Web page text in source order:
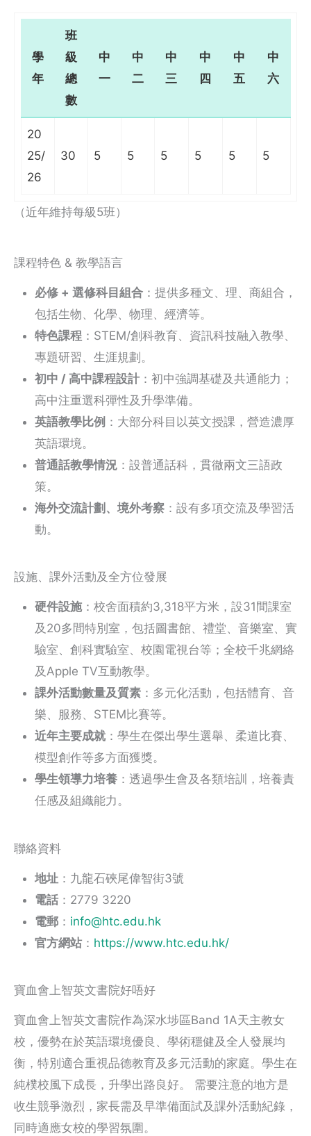
學
年
班
級
總
數
中
一
中
二
中
三
中
四
中
五
中
六
20
25/
26
30 5 5 5 5 5 5
（近年維持每級5班）
課程特色 & 教學語言
必修 + 選修科目組合 ：提供多種文、理、商組合，
包括生物、化學、物理、經濟等。
特色課程 ：STEM/創科教育、資訊科技融入教學、
專題研習、生涯規劃。
初中 / 高中課程設計 ：初中強調基礎及共通能力；
高中注重選科彈性及升學準備。
英語教學比例 ：大部分科目以英文授課，營造濃厚
英語環境。
普通話教學情況 ：設普通話科，貫徹兩文三語政
策。
海外交流計劃、境外考察 ：設有多項交流及學習活
動。
設施、課外活動及全方位發展
硬件設施：校舍面積約3,318平方米，設31間課室
及20多間特別室，包括圖書館、禮堂、音樂室、實
驗室、創科實驗室、校園電視台等；全校千兆網絡
及Apple TV互動教學。
課外活動數量及質素 ：多元化活動，包括體育、音
樂、服務、STEM比賽等。
近年主要成就 ：學生在傑出學生選舉、柔道比賽、
模型創作等多方面獲獎。
學生領導力培養 ：透過學生會及各類培訓，培養責
任感及組織能力。
聯絡資料
地址 ：九龍石硤尾偉智街3號
電話 ：2779 3220
電郵 ： info@htc.edu.hk
官方網站 ： https://www.htc.edu.hk/
寶血會上智英文書院好唔好
寶血會上智英文書院作為深水埗區Band 1A天主教女
校，優勢在於英語環境優良、學術穩健及全人發展均
衡，特別適合重視品德教育及多元活動的家庭。學生在
純樸校風下成長，升學出路良好。 需要注意的地方是
收生競爭激烈，家長需及早準備面試及課外活動紀錄，
同時適應女校的學習氛圍。